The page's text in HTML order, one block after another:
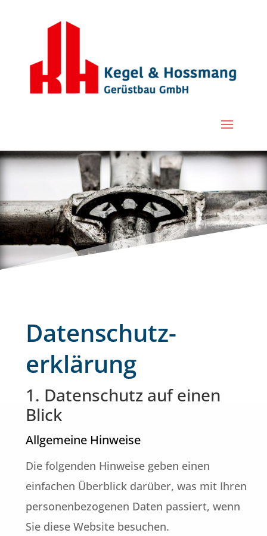
Datenschutz­
erklärung
1. Datenschutz auf einen
Blick
Allgemeine Hinweise
Die folgenden Hinweise geben einen
einfachen Überblick darüber, was mit Ihren
personenbezogenen Daten passiert, wenn
Sie diese Website besuchen.